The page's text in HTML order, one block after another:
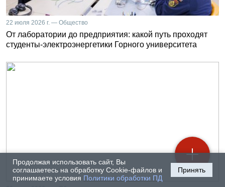
Продолжая использовать сайт, Вы
соглашаетесь на обработку Cookie-файлов и
принимаете условия Политики обработки ПД
Принять
22 июля 2026 г. — Общество
От лаборатории до предприятия: какой путь проходят
студенты-электроэнергетики Горного университета